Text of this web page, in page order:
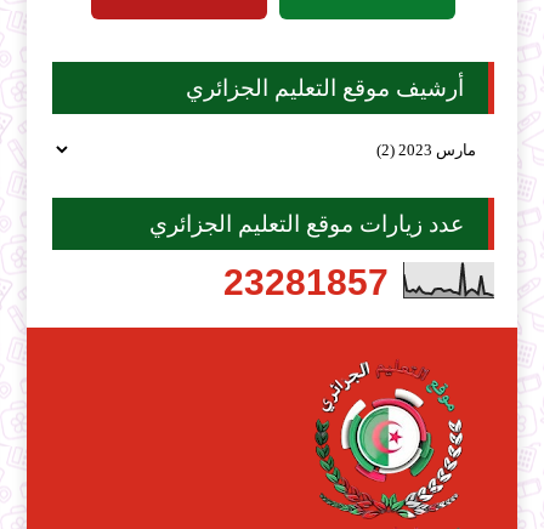
أرشيف موقع التعليم الجزائري
عدد زيارات موقع التعليم الجزائري
23281857